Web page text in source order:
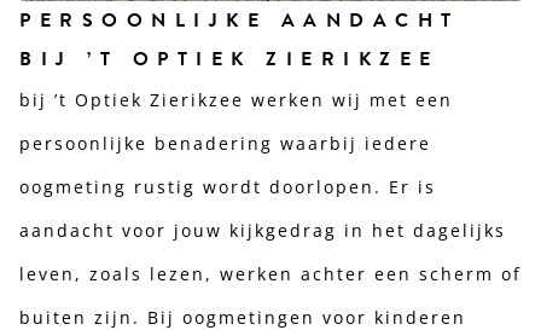
PERSOONLIJKE AANDACHT
BIJ ’T OPTIEK ZIERIKZEE
bij ’t Optiek Zierikzee werken wij met een
persoonlijke benadering waarbij iedere
oogmeting rustig wordt doorlopen. Er is
aandacht voor jouw kijkgedrag in het dagelijks
leven, zoals lezen, werken achter een scherm of
buiten zijn. Bij oogmetingen voor kinderen